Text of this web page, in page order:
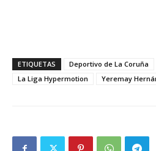
ETIQUETAS Deportivo de La Coruña
La Liga Hypermotion
Yeremay